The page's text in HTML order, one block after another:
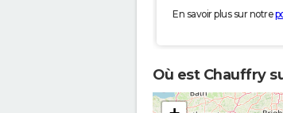
En savoir plus sur notre
Où est Chauffry